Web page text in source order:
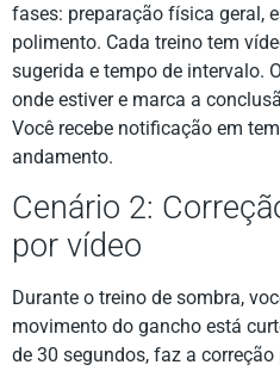
fases: preparação física geral,
polimento. Cada treino tem
sugerida e tempo de intervalo.
onde estiver e marca a
Você recebe notificação em
andamento.
Cenário 2:
por vídeo
Durante o treino de sombra,
movimento do gancho está
de 30 segundos, faz a